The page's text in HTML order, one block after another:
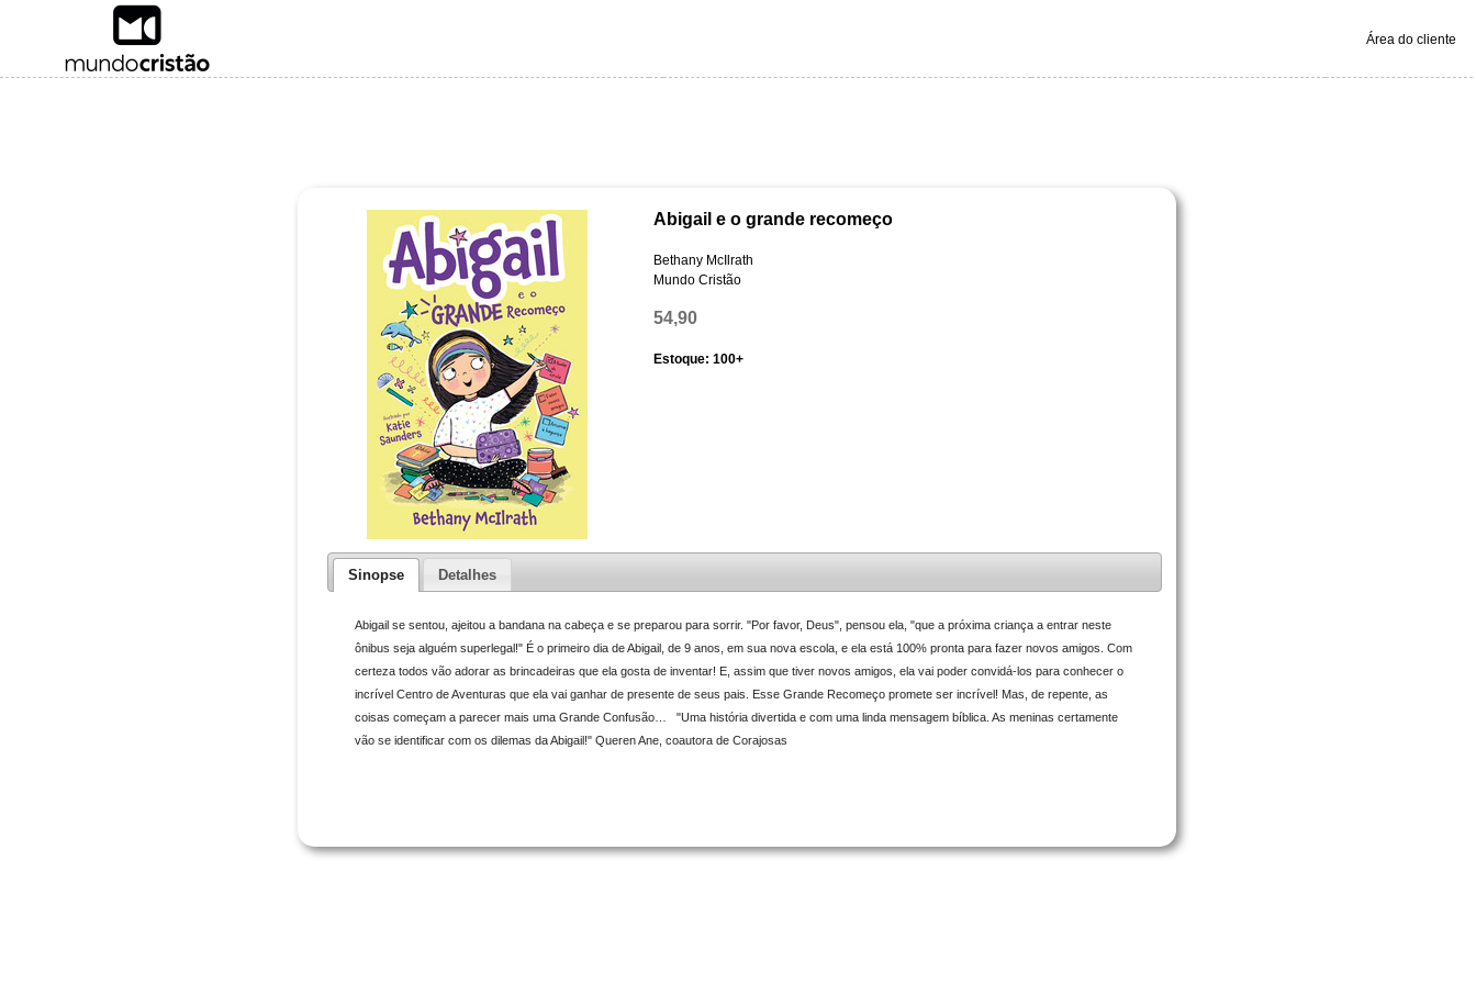
Área do cliente
Abigail e o grande recomeço
Bethany McIlrath
Mundo Cristão
54,90
Estoque: 100+
Sinopse Detalhes
Abigail se sentou, ajeitou a bandana na cabeça e se preparou para sorrir. "Por favor, Deus", pensou ela, "que a próxima criança a entrar neste
ônibus seja alguém superlegal!" É o primeiro dia de Abigail, de 9 anos, em sua nova escola, e ela está 100% pronta para fazer novos amigos. Com
certeza todos vão adorar as brincadeiras que ela gosta de inventar! E, assim que tiver novos amigos, ela vai poder convidá-los para conhecer o
incrível Centro de Aventuras que ela vai ganhar de presente de seus pais. Esse Grande Recomeço promete ser incrível! Mas, de repente, as
coisas começam a parecer mais uma Grande Confusão… "Uma história divertida e com uma linda mensagem bíblica. As meninas certamente
vão se identificar com os dilemas da Abigail!" Queren Ane, coautora de Corajosas